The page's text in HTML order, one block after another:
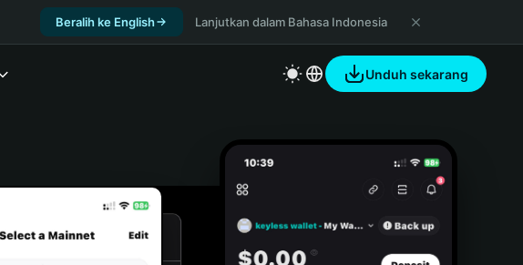
Beralih ke English Lanjutkan dalam Bahasa Indonesia
Unduh sekarang